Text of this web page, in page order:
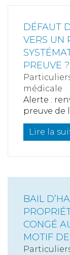
DÉFAUT
VERS UN
PREUVE ?
médicale
Alerte :
preuve de
Lire la
BAIL
CONGÉ
MOTIF